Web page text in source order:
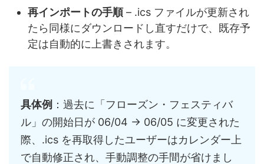
再インポートの手順– .ics ファイルが更新され
たら同様にダウンロードし直すだけで、既存予
定は自動的に上書きされます。
具体例 ：過去に「フローズン・フェスティバ
ル」の開始日が 06/04 → 06/05 に変更された
際、.ics を再取得したユーザーはカレンダー上
で自動修正され、手動調整の手間が省けまし